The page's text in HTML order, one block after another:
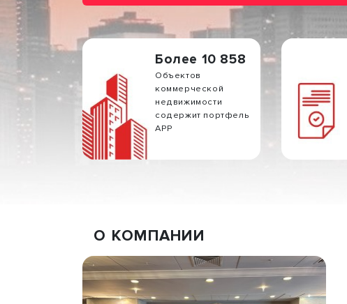
Более 10 858
Объектов
коммерческой
недвижимости
содержит портфель
АРР
О КОМПАНИИ